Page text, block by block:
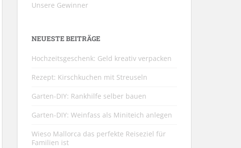
Unsere Gewinner
NEUESTE BEITRÄGE
Hochzeitsgeschenk: Geld kreativ verpacken
Rezept: Kirschkuchen mit Streuseln
Garten-DIY: Rankhilfe selber bauen
Garten-DIY: Weinfass als Miniteich anlegen
Wieso Mallorca das perfekte Reiseziel für
Familien ist